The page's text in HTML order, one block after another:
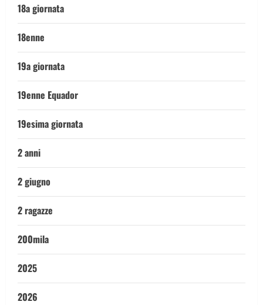
18a giornata
18enne
19a giornata
19enne Equador
19esima giornata
2 anni
2 giugno
2 ragazze
200mila
2025
2026